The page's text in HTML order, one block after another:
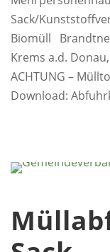
Sack/
Biomüll
Krems a.d.
ACHTUNG –
Download: